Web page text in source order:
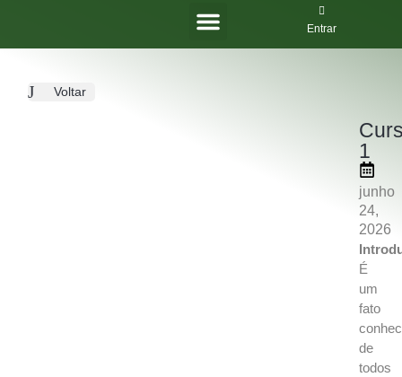
Entrar
Voltar
1
junho
24,
2026
É
um
fato
de
todos